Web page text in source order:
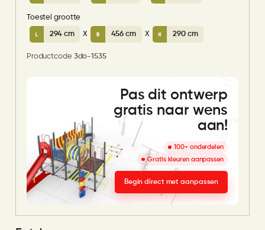
Toestel grootte
294 cm X 456 cm X 290 cm
Productcode 3do-1535
Pas dit ontwerp
gratis naar wens
aan!
100+ onderdelen
Gratis kleuren aanpassen
Begin direct met aanpassen